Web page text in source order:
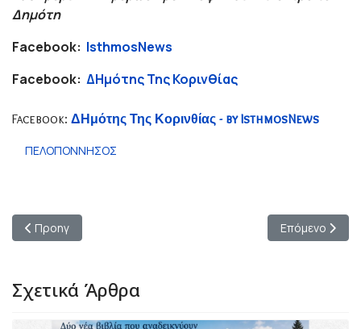
Δημότη
Facebook: IsthmosNews
Facebook: ΔΗμότης Της Κορινθίας
Facebook: ΔΗμότης Της Κορινθίας - by IsthmosNews
ΠΕΛΟΠΟΝΝΗΣΟΣ
Προηγούμενο άρθρο: «Μπροστά για την Παιδεία»: Τελετή
Προηγ Επόμενο
Επόμενο
Σχετικά Άρθρα